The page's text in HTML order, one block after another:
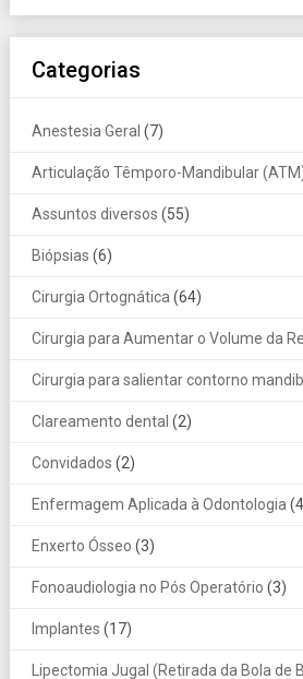
Categorias
Anestesia Geral (7)
Articulação Têmporo-Mandibular
Assuntos diversos (55)
Biópsias (6)
Cirurgia Ortognática(64)
Cirurgia para Aumentar o Volume da
Cirurgia para salientar contorno
Clareamento dental (2)
Convidados (2)
Enfermagem Aplicada à Odontologia
Enxerto Ósseo (3)
Fonoaudiologia no Pós Operatório (3)
Implantes (17)
Lipectomia Jugal (Retirada da Bola de